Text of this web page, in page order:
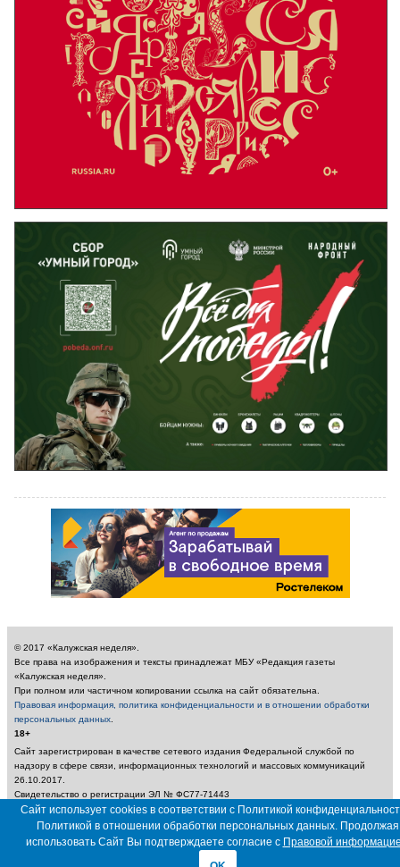
© 2017 «Калужская неделя».
Все права на изображения и тексты принадлежат МБУ «Редакция газеты
«Калужская неделя».
При полном или частичном копировании ссылка на сайт обязательна.
Правовая информация, политика конфиденциальности и в отношении обработки
персональных данных
18+
Сайт зарегистрирован в качестве сетевого издания Федеральной службой по
надзору в сфере связи, информационных технологий и массовых коммуникаций
26.10.2017.
Свидетельство о регистрации ЭЛ № ФС77-71443
Учредитель: Муниципальное бюджетное учреждение «Редакция газеты «Калужская
неделя»
Главный редактор: Амбарцумян А. Ю. / Электронный адрес редакции:
nedelya_kaluga@adm.kaluga.ru / Телефон редакции: 400-424
Сайт использует cookies в соответствии с Политикой
Политикой в отношении обработки персональных данных. Продолжая
использовать Сайт Вы подтверждаете согласие с Правовой